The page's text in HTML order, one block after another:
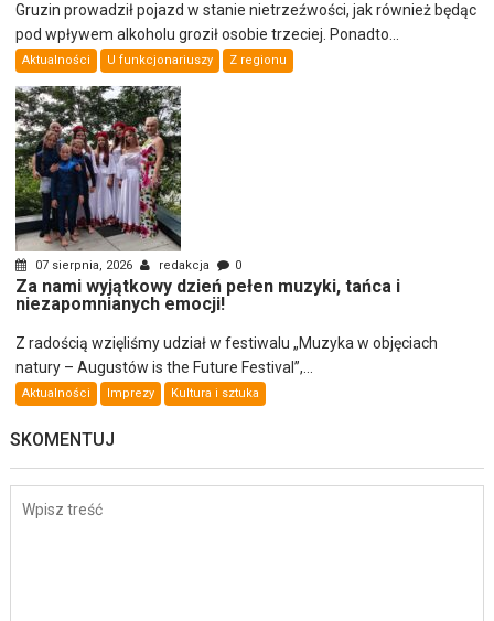
Gruzin prowadził pojazd w stanie nietrzeźwości, jak również będąc
pod wpływem alkoholu groził osobie trzeciej. Ponadto...
Aktualności U funkcjonariuszy Z regionu
07 sierpnia, 2026 redakcja 0
Za nami wyjątkowy dzień pełen muzyki, tańca i
niezapomnianych emocji!
Z radością wzięliśmy udział w festiwalu „Muzyka w objęciach
natury – Augustów is the Future Festival”,...
Aktualności Imprezy Kultura i sztuka
SKOMENTUJ